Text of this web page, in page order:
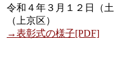
令和４年３月１２日（
（上京区）
→表彰式の様子[PDF]